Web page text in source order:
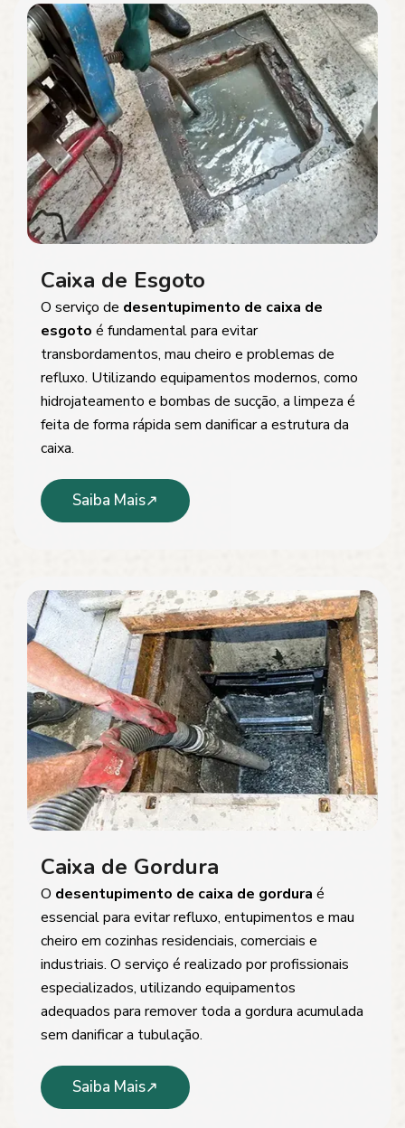
Caixa de Esgoto
O serviço de desentupimento de caixa de
esgoto é fundamental para evitar
transbordamentos, mau cheiro e problemas de
refluxo. Utilizando equipamentos modernos, como
hidrojateamento e bombas de sucção, a limpeza é
feita de forma rápida sem danificar a estrutura da
caixa.
Saiba Mais
Caixa de Gordura
O desentupimento de caixa de gordura é
essencial para evitar refluxo, entupimentos e mau
cheiro em cozinhas residenciais, comerciais e
industriais. O serviço é realizado por profissionais
especializados, utilizando equipamentos
adequados para remover toda a gordura acumulada
sem danificar a tubulação.
Saiba Mais